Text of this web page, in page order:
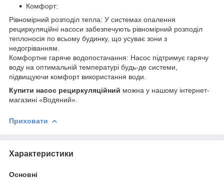
Комфорт:
Рівномірний розподіл тепла: У системах опалення
рециркуляційні насоси забезпечують рівномірний розподіл
теплоносія по всьому будинку, що усуває зони з
недогріванням.
Комфортне гаряче водопостачання: Насос підтримує гарячу
воду на оптимальній температурі будь-де системи,
підвищуючи комфорт використання води.
Купити насос рециркуляційний можна у нашому інтернет-
магазині «Водяний».
Приховати
Характеристики
Основні